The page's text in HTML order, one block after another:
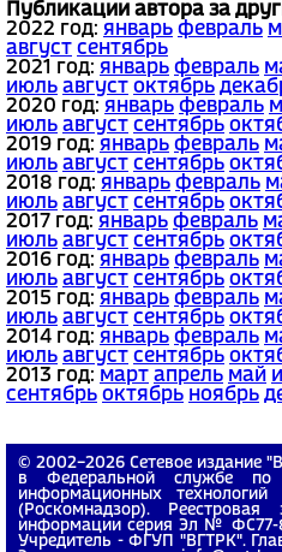
Публикации автора за
2022 год: январь февраль
август сентябрь
2021 год: январь февраль
июль август октябрь
2020 год: январь февраль
июль август сентябрь
2019 год: январь февраль
июль август сентябрь
2018 год: январь февраль
июль август сентябрь
2017 год: январь февраль
июль август сентябрь
2016 год: январь февраль
июль август сентябрь
2015 год: январь февраль
июль август сентябрь
2014 год: январь февраль
июль август сентябрь
2013 год: март апрель май
сентябрь октябрь ноябрь
© 2002−2026 Сетевое издание
в Федеральной службе
информационных
(Роскомнадзор). Реестровая
информации серия Эл № ФС77-
Учредитель - ФГУП "ВГТРК".